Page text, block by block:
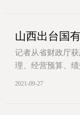
山西出台国
记者从省财政厅
理、经营预算、
2021-09-27